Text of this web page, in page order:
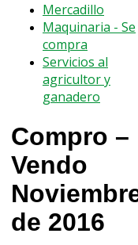
Mercadillo
Maquinaria - Se
compra
Servicios al
agricultor y
ganadero
Compro –
Vendo
de 2016